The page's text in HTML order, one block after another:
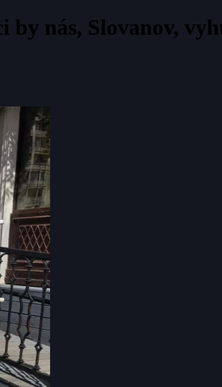
by nás, Slovanov,